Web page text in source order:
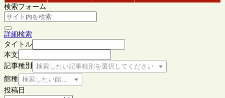
検索フォーム
詳細検索
タイトル
本文
記事種別
検索したい記事種別を選択してください
館種 検索したい館種を選択してください
投稿日